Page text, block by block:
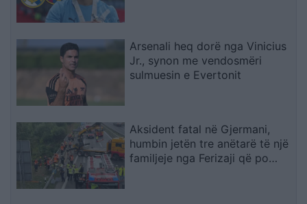
Arsenali heq dorë nga Vinicius
Jr., synon me vendosmëri
sulmuesin e Evertonit
Aksident fatal në Gjermani,
humbin jetën tre anëtarë të një
familjeje nga Ferizaji që po